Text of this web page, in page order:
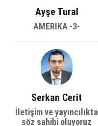
Ayşe Tural
AMERIKA -3-
Serkan Cerit
İletişim ve yayıncılıkta
söz sahibi oluyoruz